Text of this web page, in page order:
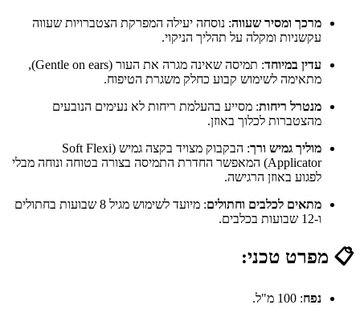
מרכך ומסיר שעווה: נוסחה יעילה המפרקת הצטברויות שעווה
עקשניות ומקלה על תהליך הניקוי.
עדין במיוחד
: תמיסה שאינה מגרה את העור (Gentle on ears),
מתאימה לשימוש קבוע כחלק משגרת הטיפוח.
מנטרל ריחות: מסייע בהעלמת ריחות לא נעימים הנובעים
מהצטברות לכלוך באוזן.
מוליך גמיש ורך
: הבקבוק מצויד בקצה גמיש (Soft Flexi
Applicator) המאפשר החדרת התמיסה בצורה בטוחה ונוחה מבלי
לפגוע באוזן הרגישה.
מתאים לכלבים וחתולים
: מיועד לשימוש מגיל 8 שבועות בחתולים
ו-12 שבועות בכלבים.
📋 מפרט טכני:
נפח: 100 מ"ל.